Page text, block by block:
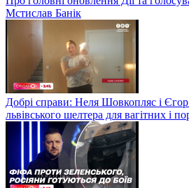
Мстислав Банік
Добрі справи: Неля Шовкопляс і Єгор
львівського шелтера для вагітних і